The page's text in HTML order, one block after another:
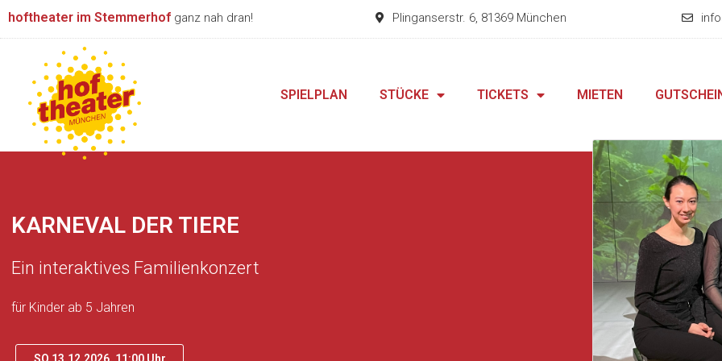
Zum
hoftheater im Stemmerhof ganz nah dran! Plinganserstr. 6, 81369 München
SPIELPLAN STÜCKE TICKETS MIETEN
KARNEVAL DER TIERE
Ein interaktives Familienkonzert
für Kinder ab 5 Jahren